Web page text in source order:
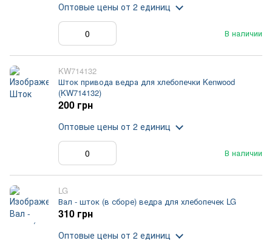
В наличии
Оптовые цены от 2 единиц
KW714132
Шток привода ведра для хлебопечки Kenwood
(KW714132)
В наличии
200 грн
Оптовые цены от 2 единиц
LG
Вал - шток (в сборе) ведра для хлебопечек LG
310 грн
Оптовые цены от 2 единиц